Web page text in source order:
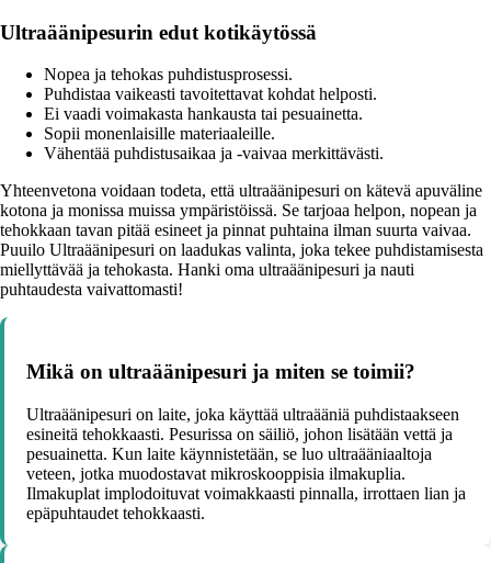
Ultraäänipesurin edut kotikäytössä
Nopea ja tehokas puhdistusprosessi.
Puhdistaa vaikeasti tavoitettavat kohdat helposti.
Ei vaadi voimakasta hankausta tai pesuainetta.
Sopii monenlaisille materiaaleille.
Vähentää puhdistusaikaa ja -vaivaa merkittävästi.
Yhteenvetona voidaan todeta, että ultraäänipesuri on kätevä apuväline
kotona ja monissa muissa ympäristöissä. Se tarjoaa helpon, nopean ja
tehokkaan tavan pitää esineet ja pinnat puhtaina ilman suurta vaivaa.
Puuilo Ultraäänipesuri on laadukas valinta, joka tekee puhdistamisesta
miellyttävää ja tehokasta. Hanki oma ultraäänipesuri ja nauti
puhtaudesta vaivattomasti!
Mikä on ultraäänipesuri ja miten se toimii?
Ultraäänipesuri on laite, joka käyttää ultraääniä puhdistaakseen
esineitä tehokkaasti. Pesurissa on säiliö, johon lisätään vettä ja
pesuainetta. Kun laite käynnistetään, se luo ultraääniaaltoja
veteen, jotka muodostavat mikroskooppisia ilmakuplia.
Ilmakuplat implodoituvat voimakkaasti pinnalla, irrottaen lian ja
epäpuhtaudet tehokkaasti.